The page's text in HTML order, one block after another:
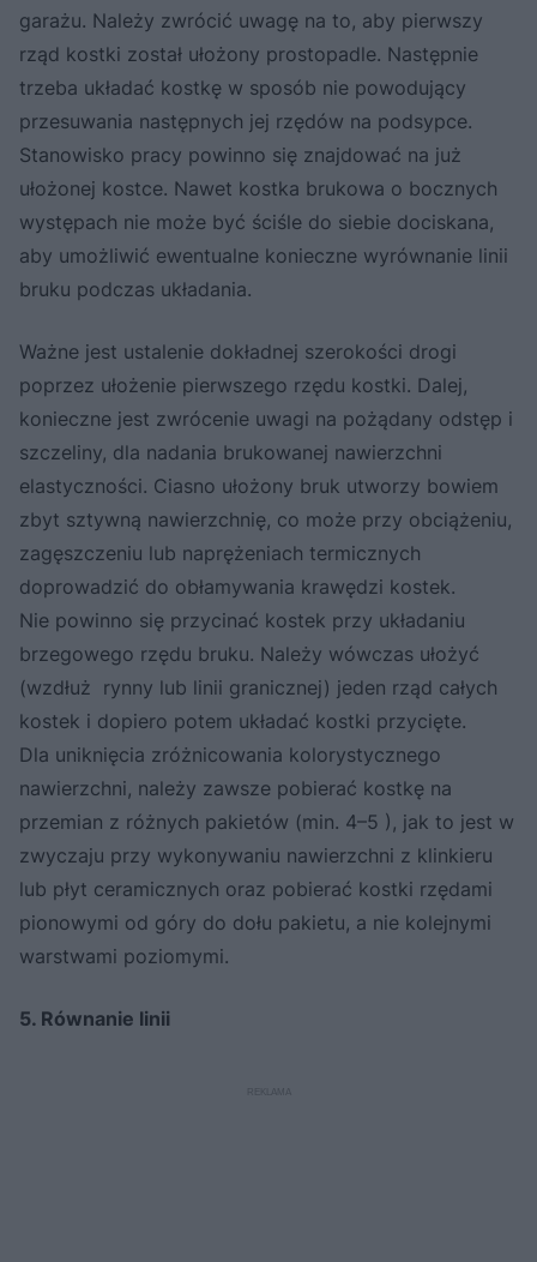
garażu. Należy zwrócić uwagę na to, aby pierwszy
rząd kostki został ułożony prostopadle. Następnie
trzeba układać kostkę w sposób nie powodujący
przesuwania następnych jej rzędów na podsypce.
Stanowisko pracy powinno się znajdować na już
ułożonej kostce. Nawet kostka brukowa o bocznych
występach nie może być ściśle do siebie dociskana,
aby umożliwić ewentualne konieczne wyrównanie linii
bruku podczas układania.
Ważne jest ustalenie dokładnej szerokości drogi
poprzez ułożenie pierwszego rzędu kostki. Dalej,
konieczne jest zwrócenie uwagi na pożądany odstęp i
szczeliny, dla nadania brukowanej nawierzchni
elastyczności. Ciasno ułożony bruk utworzy bowiem
zbyt sztywną nawierzchnię, co może przy obciążeniu,
zagęszczeniu lub naprężeniach termicznych
doprowadzić do obłamywania krawędzi kostek.
Nie powinno się przycinać kostek przy układaniu
brzegowego rzędu bruku. Należy wówczas ułożyć
(wzdłuż rynny lub linii granicznej) jeden rząd całych
kostek i dopiero potem układać kostki przycięte.
Dla uniknięcia zróżnicowania kolorystycznego
nawierzchni, należy zawsze pobierać kostkę na
przemian z różnych pakietów (min. 4–5 ), jak to jest w
zwyczaju przy wykonywaniu nawierzchni z klinkieru
lub płyt ceramicznych oraz pobierać kostki rzędami
pionowymi od góry do dołu pakietu, a nie kolejnymi
warstwami poziomymi.
5. Równanie linii